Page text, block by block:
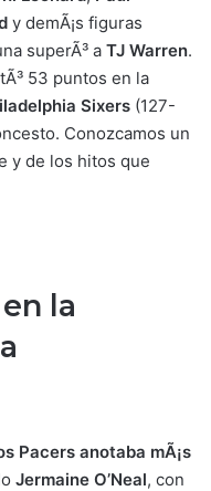
y demÃ¡s figuras
superÃ³ a TJ Warren.
53 puntos en la
Sixers (127-
Conozcamos un
y de los hitos que
la
Pacers anotaba mÃ¡s
Jermaine O’Neal, con